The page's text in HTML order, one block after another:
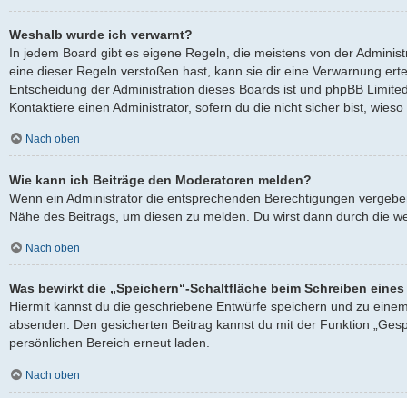
Weshalb wurde ich verwarnt?
In jedem Board gibt es eigene Regeln, die meistens von der
eine dieser Regeln verstoßen hast, kann sie dir eine Verwarnung
Entscheidung der Administration dieses Boards ist und phpBB
Kontaktiere einen Administrator, sofern du die nicht sicher bist,
Nach oben
Wie kann ich Beiträge den Moderatoren melden?
Wenn ein Administrator die entsprechenden Berechtigungen
Nähe des Beitrags, um diesen zu melden. Du wirst dann durch die
Nach oben
Was bewirkt die „Speichern“-Schaltfläche beim Schreiben
Hiermit kannst du die geschriebene Entwürfe speichern und zu
absenden. Den gesicherten Beitrag kannst du mit der Funktion
persönlichen Bereich erneut laden.
Nach oben